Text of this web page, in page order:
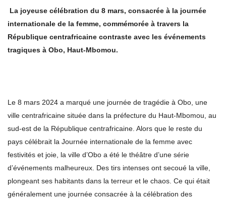
La joyeuse célébration du 8 mars, consacrée à la journée
internationale de la femme, commémorée à travers la
République centrafricaine contraste avec les événements
tragiques à Obo, Haut-Mbomou.
Le 8 mars 2024 a marqué une journée de tragédie à Obo, une
ville centrafricaine située dans la préfecture du Haut-Mbomou, au
sud-est de la République centrafricaine. Alors que le reste du
pays célébrait la Journée internationale de la femme avec
festivités et joie, la ville d’Obo a été le théâtre d’une série
d’événements malheureux. Des tirs intenses ont secoué la ville,
plongeant ses habitants dans la terreur et le chaos. Ce qui était
généralement une journée consacrée à la célébration des